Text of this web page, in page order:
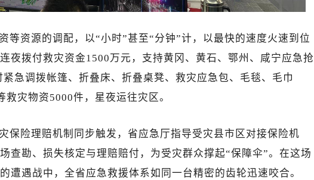
等资源的调配，以“小时”甚至“分钟”计，以最快的速度火速到位
拨付救灾资金1500万元，支持黄冈、黄石、鄂州、咸宁应急抢
紧急调拨帐篷、折叠床、折叠桌凳、救灾应急包、毛毯、毛巾
救灾物资5000件，星夜运往灾区。
保险理赔机制同步触发，省应急厅指导受灾县市区对接保险机
查勘、损失核定与理赔赔付，为受灾群众撑起“保障伞”。在这场
遭遇战中，全省应急救援体系如同一台精密的齿轮迅速咬合。